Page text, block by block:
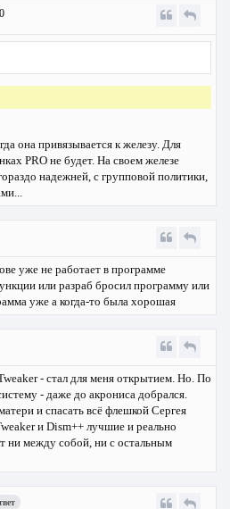
она привязывается к железу. Для
PRO не будет. На своем железе
надежней, с групповой политики,
уже не работает в программе
или разраб бросил программу или
уже а когда-то была хорошая
- стал для меня открытием. Но. По
- даже до акрониса добрался.
и спасать всё флешкой Сергея
и Dism++ лучшие и реально
ни между собой, ни с остальным